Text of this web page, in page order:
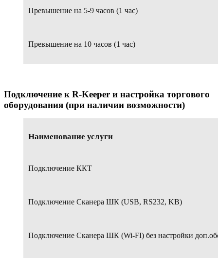
Превышение на 5-9 часов (1 час)
Превышение на 10 часов (1 час)
Подключение к R-Keeper и настройка торгового
оборудования (при наличии возможности)
Наименование услуги
Подключение ККТ
Подключение Сканера ШК (USB, RS232, KB)
Подключение Сканера ШК (Wi-FI) без настройки